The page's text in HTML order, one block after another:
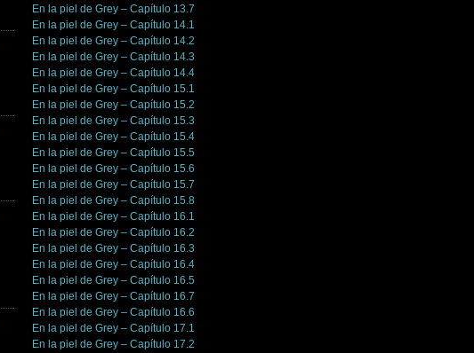
En la piel de Grey – Capítulo 13.7
En la piel de Grey – Capítulo 14.1
En la piel de Grey – Capítulo 14.2
En la piel de Grey – Capítulo 14.3
En la piel de Grey – Capítulo 14.4
En la piel de Grey – Capítulo 15.1
En la piel de Grey – Capítulo 15.2
En la piel de Grey – Capítulo 15.3
En la piel de Grey – Capítulo 15.4
En la piel de Grey – Capítulo 15.5
En la piel de Grey – Capítulo 15.6
En la piel de Grey – Capítulo 15.7
En la piel de Grey – Capítulo 15.8
En la piel de Grey – Capítulo 16.1
En la piel de Grey – Capítulo 16.2
En la piel de Grey – Capítulo 16.3
En la piel de Grey – Capítulo 16.4
En la piel de Grey – Capítulo 16.5
En la piel de Grey – Capítulo 16.7
En la piel de Grey – Capítulo 16.6
En la piel de Grey – Capítulo 17.1
En la piel de Grey – Capítulo 17.2